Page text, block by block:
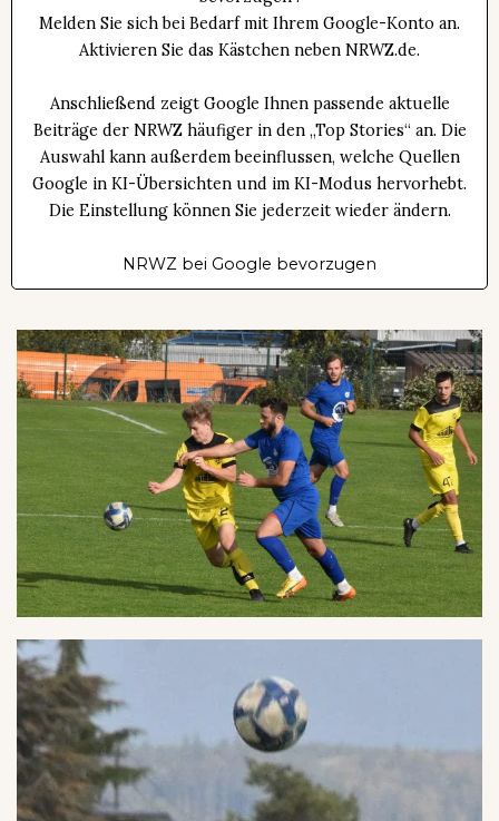
Melden Sie sich bei Bedarf mit Ihrem Google-Konto an.
Aktivieren Sie das Kästchen neben NRWZ.de.
Anschließend zeigt Google Ihnen passende aktuelle
Beiträge der NRWZ häufiger in den „Top Stories“ an. Die
Auswahl kann außerdem beeinflussen, welche Quellen
Google in KI-Übersichten und im KI-Modus hervorhebt.
Die Einstellung können Sie jederzeit wieder ändern.
NRWZ bei Google bevorzugen